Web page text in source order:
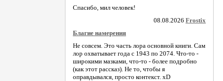
Спасибо, мил человек!
08.08.2026 Frostix
Благие намерения
Не совсем. Это часть лора основной книги. Сам
лор охватывает года с 1943 по 2074. Что-то -
широкими мазками, что-то - более подробно
(как этот рассказ). Не то, чтобы я
оправдывался, просто контекст. xD